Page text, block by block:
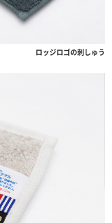
ロッジロゴの刺しゅう